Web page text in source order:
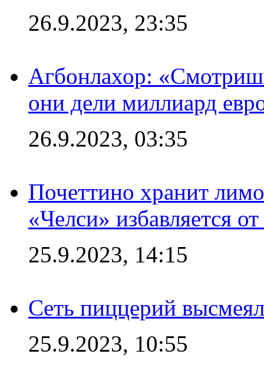
26.9.2023, 23:35
Агбонлахор:
они дели миллиард
26.9.2023, 03:35
Почеттино хранит
«Челси» избавляется
25.9.2023, 14:15
Сеть пиццерий
25.9.2023, 10:55